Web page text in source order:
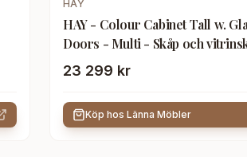
HAY
HAY - Colour Cabinet Tall w.
Doors - Multi - Skåp och
Muller Van Severen -
23 299 kr
Köp hos Länna Möbler